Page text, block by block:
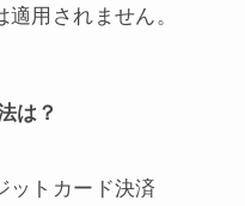
適用されません。
は？
ットカード決済